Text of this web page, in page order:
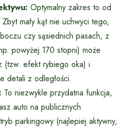
Optymalny zakres to od
mały kąt nie uchwyci tego,
czy sąsiednich pasach, z
powyżej 170 stopni) może
(tzw. efekt rybiego oka) i
detali z odległości.
To niezwykle przydatna funkcja,
auto na publicznych
parkingowy (najlepiej aktywny,